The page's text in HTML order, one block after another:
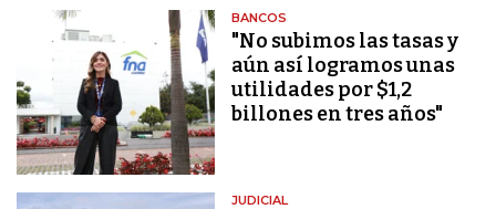
BANCOS
"No subimos las tasas y
aún así logramos unas
utilidades por $1,2
billones en tres años"
JUDICIAL